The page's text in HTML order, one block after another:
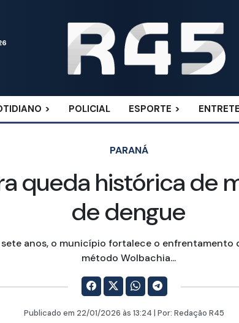
POLICIAL ESPORTE
PARANÁ
queda histórica de
de dengue
anos, o município fortalece o
método Wolbachia...
Publicado em 22/01/2026 às 13:24 | Por: Redação R45